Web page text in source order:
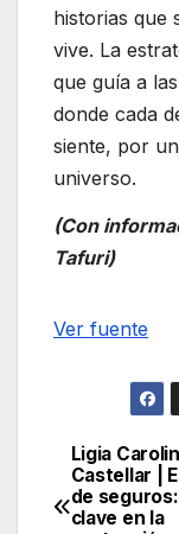
historias que
vive. La
que guía a
donde cada
siente, por
universo.
(Con
Tafuri)
Ver fuente
de
Ligia
Castellar |
de
clave en la